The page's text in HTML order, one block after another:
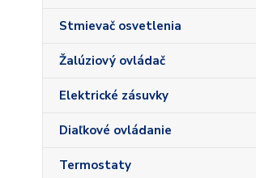
Stmievač osvetlenia
Žalúziový ovládač
Elektrické zásuvky
Diaľkové ovládanie
Termostaty